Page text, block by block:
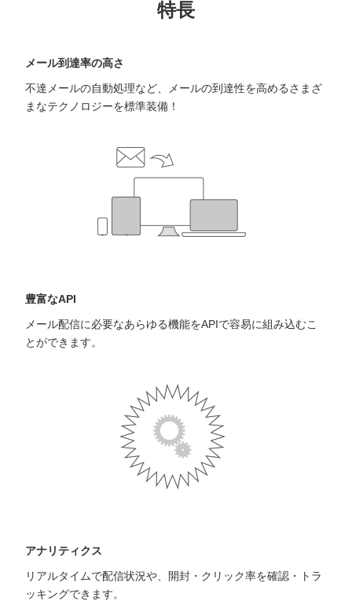
特長
メール到達率の高さ
不達メールの自動処理など、メールの到達性を高めるさまざ
まなテクノロジーを標準装備！
豊富なAPI
メール配信に必要なあらゆる機能をAPIで容易に組み込むこ
とができます。
アナリティクス
リアルタイムで配信状況や、開封・クリック率を確認・トラ
ッキングできます。